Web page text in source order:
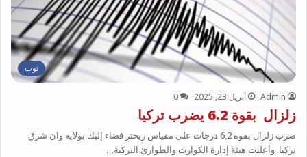
توب
Admin أبريل 23, 2025 0
زلزال بقوة 6.2 يضرب تركيا
ضرب زلزال بقوة 6,2 درجات على مقياس ريختر قضاء إلبك بولاية وان شرق
تركيا. وأعلنت هيئة إدارة الكوارث والطوارئ التركية…